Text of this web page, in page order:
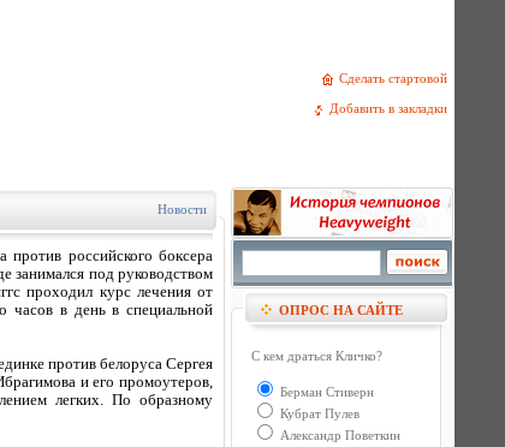
Сделать стартовой
Добавить в закладки
Новости
российского боксера
занимался под руководством
проходил курс лечения от
часов в день в специальной
против белоруса Сергея
и его промоутеров,
легких. По образному
ОПРОС НА САЙТЕ
С кем драться Кличко?
Берман Стиверн
Кубрат Пулев
Александр Поветкин